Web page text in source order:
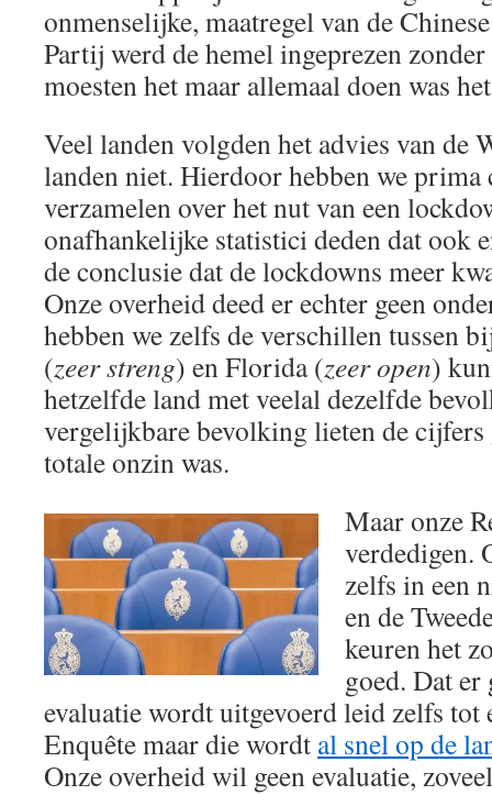
onmenselijke, maatregel van de
Partij werd de hemel ingeprezen
moesten het maar allemaal doen was
Veel landen volgden het advies van de
landen niet. Hierdoor hebben we
verzamelen over het nut van een
onafhankelijke statistici deden dat ook
de conclusie dat de lockdowns meer
Onze overheid deed er echter geen
hebben we zelfs de verschillen tussen
(zeer streng) en Florida (zeer open)
hetzelfde land met veelal dezelfde
vergelijkbare bevolking lieten de cijfers
totale onzin was.
Maar onze
verdedigen.
zelfs in een
en de
keuren het
goed. Dat er
evaluatie wordt uitgevoerd leid zelfs tot
Enquête maar die wordt al snel op de
Onze overheid wil geen evaluatie,